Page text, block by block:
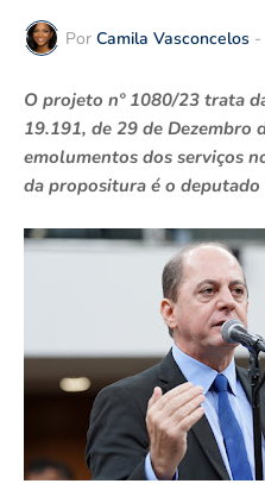
Por Camila Vasconcelos -
O projeto nº 1080/23 trata
19.191, de 29 de Dezembro
emolumentos dos serviços
da propositura é o